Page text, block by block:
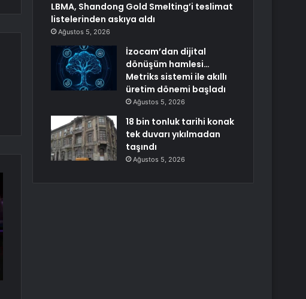
LBMA, Shandong Gold Smelting’i teslimat
listelerinden askıya aldı
Ağustos 5, 2026
İzocam’dan dijital
dönüşüm hamlesi…
Metriks sistemi ile akıllı
üretim dönemi başladı
Ağustos 5, 2026
18 bin tonluk tarihi konak
tek duvarı yıkılmadan
taşındı
Ağustos 5, 2026